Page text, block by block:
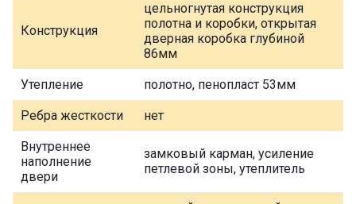
Конструкция
цельногнутая конструкция
полотна и коробки, открытая
дверная коробка глубиной
86мм
Утепление полотно, пенопласт 53мм
Ребра жесткости нет
Внутреннее
наполнение
двери
замковый карман, усиление
петлевой зоны, утеплитель